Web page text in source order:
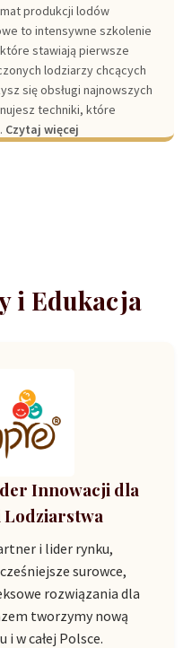
produkcji lodów
to intensywne szkolenie
stawiają pierwsze
lodziarzy chcących
się obsługi najnowszych
techniki, które
Czytaj więcej
i Edukacja
Innowacji dla
i lider rynku,
surowce,
rozwiązania dla
tworzymy nową
i w całej Polsce.